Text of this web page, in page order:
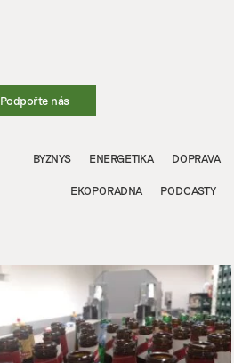
Podpořte nás
BYZNYS ENERGETIKA DOPRAVA
EKOPORADNA PODCASTY